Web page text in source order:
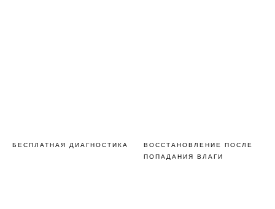
БЕСПЛАТНАЯ ДИАГНОСТИКА
ВОССТАНОВЛЕНИЕ ПОСЛЕ
ПОПАДАНИЯ ВЛАГИ